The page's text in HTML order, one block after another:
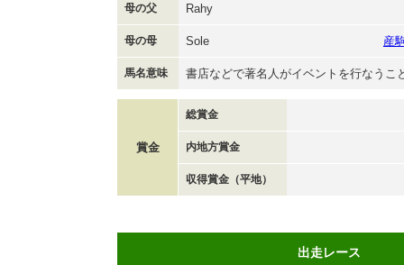
母の父 Rahy
母の母 Sole 産
馬名意味 書店などで著名人がイベントを行なうこ
賞金
総賞金
内地方賞金
収得賞金（平地）
出走レース